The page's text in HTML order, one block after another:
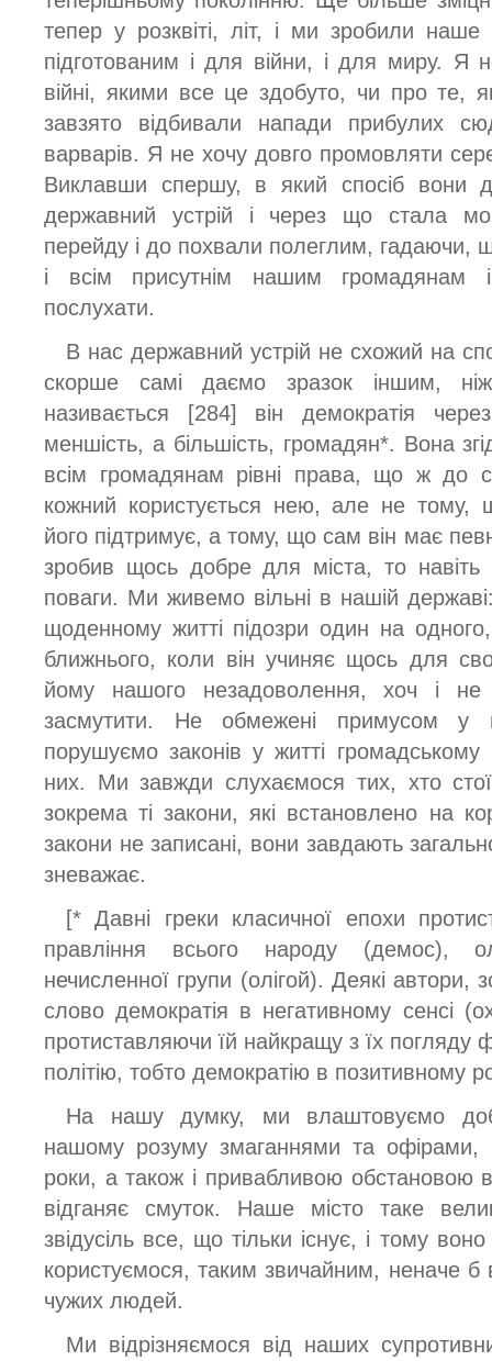
тепер у розквіті, літ, і ми зробили наше
підготованим і для війни, і для миру. Я
війні, якими все це здобуто, чи про те,
завзято відбивали напади прибулих
варварів. Я не хочу довго промовляти
Виклавши спершу, в який спосіб вони
державний устрій і через що стала
перейду і до похвали полеглим, гадаючи,
і всім присутнім нашим громадянам
послухати.
В нас державний устрій не схожий на
скорше самі даємо зразок іншим,
називається [284] він демократія
меншість, а більшість, громадян*. Вона
всім громадянам рівні права, що ж до
кожний користується нею, але не тому,
його підтримує, а тому, що сам він має
зробив щось добре для міста, то навіть
поваги. Ми живемо вільні в нашій
щоденному житті підозри один на
ближнього, коли він учиняє щось для
йому нашого незадоволення, хоч і не
засмутити. Не обмежені примусом у
порушуємо законів у житті
них. Ми завжди слухаємося тих, хто
зокрема ті закони, які встановлено на
закони не записані, вони завдають
зневажає.
[* Давні греки класичної епохи
правління всього народу (демос),
нечисленної групи (олігой). Деякі автори,
слово демократія в негативному сенсі
протиставляючи їй найкращу з їх
політію, тобто демократію в позитивному
На нашу думку, ми влаштовуємо
нашому розуму змаганнями та офірами,
роки, а також і привабливою
відганяє смуток. Наше місто таке
звідусіль все, що тільки існує, і тому
користуємося, таким звичайним, неначе
чужих людей.
Ми відрізняємося від наших